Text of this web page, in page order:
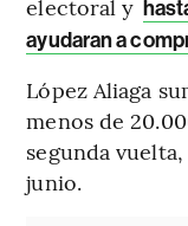
electoral y
ayudaran a
López Aliaga
menos de
segunda
junio.